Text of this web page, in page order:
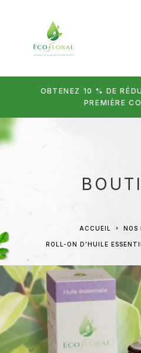
OBTENEZ 10 % DE
PREMIÈRE
ACCUEIL
ROLL-ON D’HUILE